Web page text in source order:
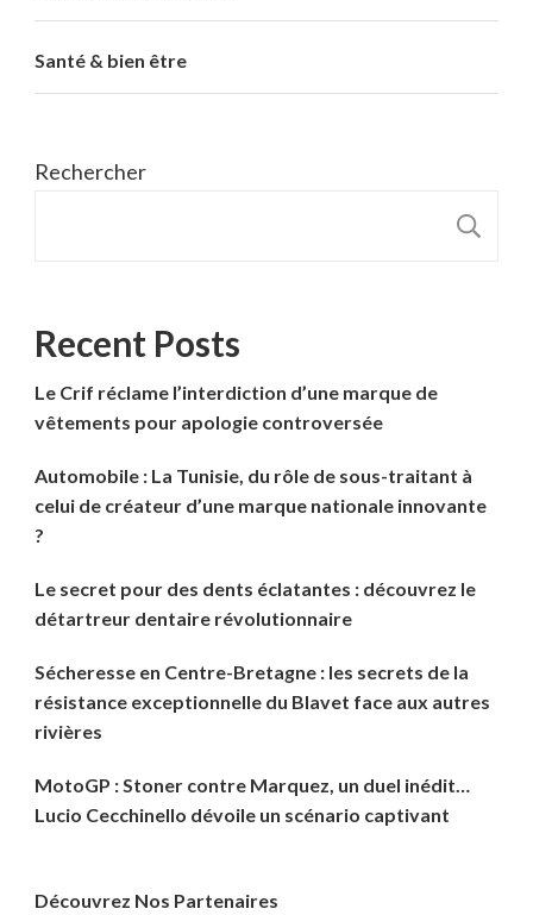
Santé & bien être
Rechercher
Recent Posts
Le Crif réclame l’interdiction d’une marque de
vêtements pour apologie controversée
Automobile : La Tunisie, du rôle de sous-traitant à
celui de créateur d’une marque nationale innovante
?
Le secret pour des dents éclatantes : découvrez le
détartreur dentaire révolutionnaire
Sécheresse en Centre-Bretagne : les secrets de la
résistance exceptionnelle du Blavet face aux autres
rivières
MotoGP : Stoner contre Marquez, un duel inédit…
Lucio Cecchinello dévoile un scénario captivant
Découvrez Nos Partenaires